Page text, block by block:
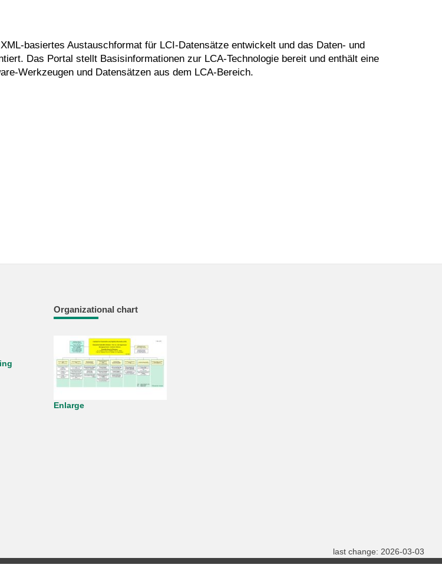
basiertes Austauschformat für LCI-Datensätze entwickelt und das Daten- und
Das Portal stellt Basisinformationen zur LCA-Technologie bereit und enthält eine
Werkzeugen und Datensätzen aus dem LCA-Bereich.
Organizational chart
Enlarge
last change: 2026-03-03